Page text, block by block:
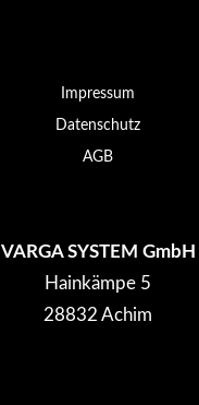
Impressum
Datenschutz
AGB
VARGA SYSTEM GmbH
Hainkämpe 5
28832 Achim